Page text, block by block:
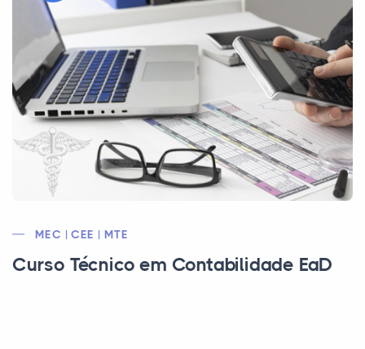
MEC | CEE | MTE
Curso Técnico em Contabilidade EaD